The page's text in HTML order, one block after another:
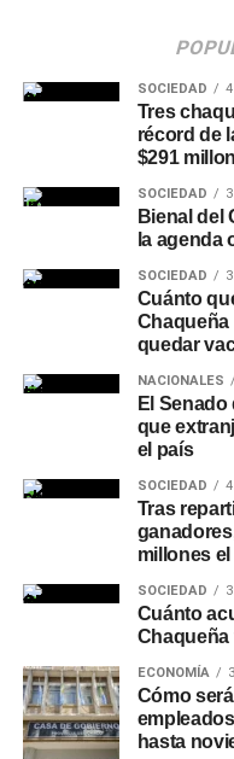
Nacional de Música
Situación
reclamos en
La medida genera
de los directores,
acompañamiento que
Desde los gremios
disolución afecta la
musical y la formación
música académica.
Organizaciones
expresaron surechazo
reuniones para
administrativas. Por el
nacionales confirmaron
la agenda oficial del
año quedan cancelados.
Para seguir informado
nacional y los debates
provincias, podés
SOCIEDAD
Tres
récord de
$291
SOCIEDAD
Bienal del
la agenda
SOCIEDAD
Cuánto
Chaqueña
quedar
NACIONALES
El
que
el país
SOCIEDAD
Tras
millones
SOCIEDAD
Cuánto
Chaqueña
ECONOMÍA
Cómo
hasta